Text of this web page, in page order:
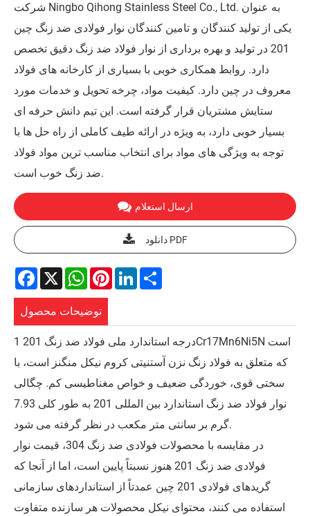
شرکت Ningbo Qihong Stainless Steel Co., Ltd. به عنوان
یکی از تولید کنندگان و تامین کنندگان نوار فولادی ضد زنگ چین
201 در تولید و بهره برداری از نوار فولاد ضد زنگ دقیق تخصص
دارد. روابط همکاری خوبی با بسیاری از کارخانه های فولاد
معروف در چین دارد. کیفیت مواد، چرخه تحویل و خدمات مورد
ستایش مشتریان قرار گرفته است. این تیم دانش حرفه ای
بسیار خوبی دارد، به ویژه در ارائه طیف کاملی از راه حل ها با
توجه به ویژگی های مواد برای انتخاب مناسب ترین مواد فولاد
ضد زنگ خوب است.
ارسال استعلام
دانلود PDF
Facebook
X WhatsApp
PinterestLinkedIn
توضیحات محصول
درجه استاندارد ملی فولاد ضد زنگ 201 1Cr17Mn6Ni5N است
که متعلق به فولاد زنگ نزن آستنیتی کروم نیکل منگنز است، با
سختی قوی، خوردگی ضعیف و خواص مغناطیسی کم. چگالی
نوار فولاد ضد زنگ استاندارد بین المللی 201 به طور کلی 7.93
گرم بر سانتی متر مکعب در نظر گرفته می شود.
در مقایسه با محصولات فولادی ضد زنگ 304، قیمت نوار
فولادی ضد زنگ 201 هنوز نسبتاً پایین است، اما از آنجا که
گریدهای فولادی 201 چین عمدتاً از استانداردهای سازمانی
استفاده می کنند، محتوای نیکل محصولات هر سازنده متفاوت